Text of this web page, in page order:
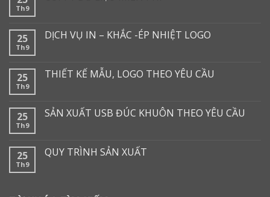
Th9
25
Th9
DỊCH VỤ IN – KHẮC -ÉP NHIỆT LOGO
25
Th9
THIẾT KẾ MẪU, LOGO THEO YÊU CẦU
25
Th9
SẢN XUẤT USB ĐÚC KHUÔN THEO YÊU CẦU
25
Th9
QUY TRÌNH SẢN XUẤT